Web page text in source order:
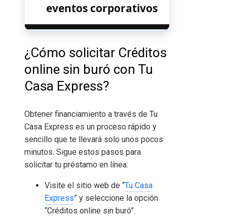
eventos corporativos
¿Cómo solicitar Créditos
online sin buró con Tu
Casa Express?
Obtener financiamiento a través de Tu
Casa Express es un proceso rápido y
sencillo que te llevará solo unos pocos
minutos. Sigue estos pasos para
solicitar tu préstamo en línea:
Visite el sitio web de “Tu Casa
Express” y seleccione la opción
“Créditos online sin buró”.